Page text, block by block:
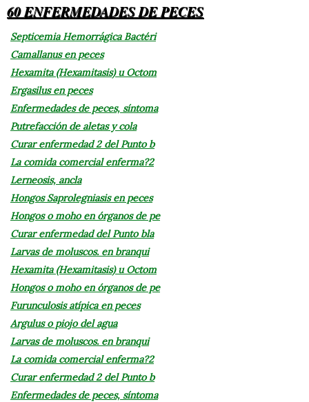
60 ENFERMEDADES DE PECES
Septicemia Hemorrágica Bactéri
Camallanus en peces
Hexamita (Hexamitasis) u Octom
Ergasilus en peces
Enfermedades de peces, síntoma
Putrefacción de aletas y cola
Curar enfermedad 2 del Punto b
La comida comercial enferma?2
Lerneosis, ancla
Hongos Saprolegniasis en peces
Hongos o moho en órganos de pe
Curar enfermedad del Punto bla
Larvas de moluscos. en branqui
Hexamita (Hexamitasis) u Octom
Hongos o moho en órganos de pe
Furunculosis atípica en peces
Argulus o piojo del agua
Larvas de moluscos. en branqui
La comida comercial enferma?2
Curar enfermedad 2 del Punto b
Enfermedades de peces, síntoma